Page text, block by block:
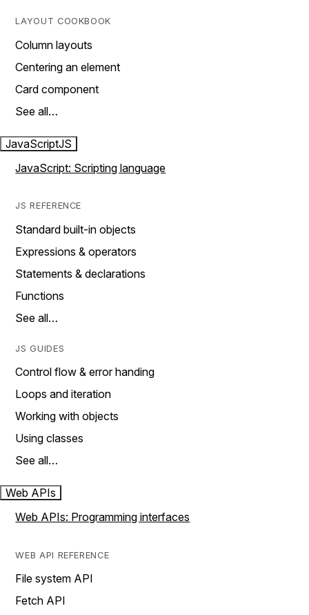
LAYOUT COOKBOOK
Column layouts
Centering an element
Card component
See all…
JavaScriptJS
JavaScript: Scripting language
JS REFERENCE
Standard built-in objects
Expressions & operators
Statements & declarations
Functions
See all…
JS GUIDES
Control flow & error handing
Loops and iteration
Working with objects
Using classes
See all…
Web APIs
Web APIs: Programming interfaces
WEB API REFERENCE
File system API
Fetch API